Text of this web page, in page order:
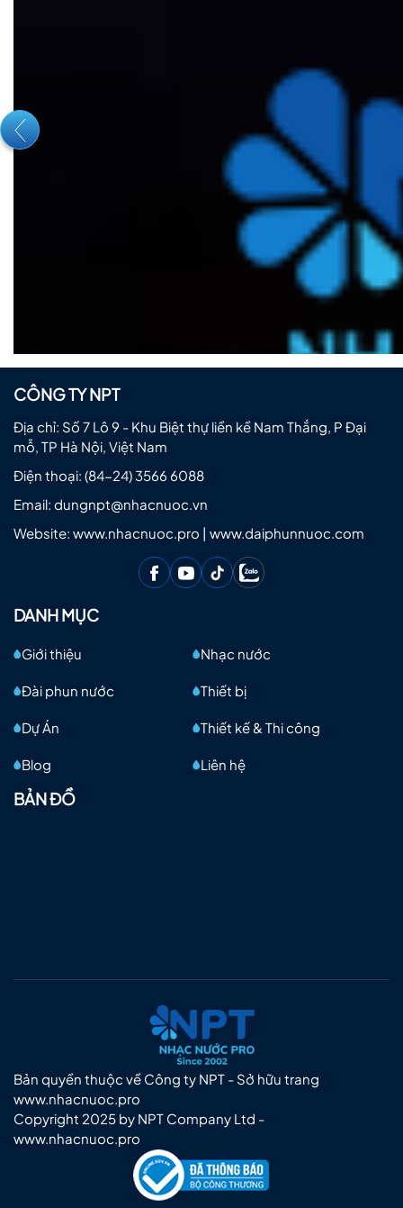
CÔNG TY NPT
Địa chỉ: Số 7 Lô 9 - Khu Biệt thự liền kề Nam Thắng, P Đại
mỗ, TP Hà Nội, Việt Nam
Điện thoại: (84-24) 3566 6088
Email: dungnpt@nhacnuoc.vn
Website: www.nhacnuoc.pro | www.daiphunnuoc.com
DANH MỤC
Giới thiệu Nhạc nước
Đài phun nước Thiết bị
Dự Án Thiết kế & Thi công
Blog Liên hệ
BẢN ĐỒ
Bản quyền thuộc về Công ty NPT - Sở hữu trang
www.nhacnuoc.pro
Copyright 2025 by NPT Company Ltd -
www.nhacnuoc.pro